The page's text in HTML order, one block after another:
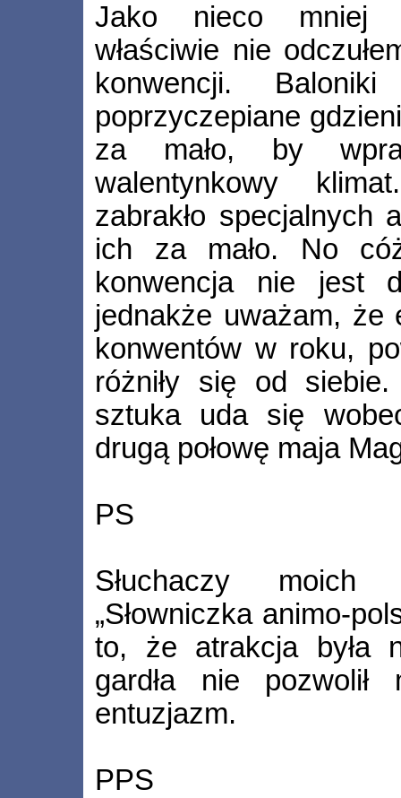
Jako nieco mniej
właściwie nie
konwencji.
poprzyczepiane
za mało, by
walentynkowy
zabrakło specjalnych
ich za mało. No
konwencja nie jest
jednakże uważam, że
konwentów w roku,
różniły się od
sztuka uda się
drugą połowę maja
PS
Słuchaczy moich
„Słowniczka
to, że atrakcja była
gardła nie
entuzjazm.
PPS